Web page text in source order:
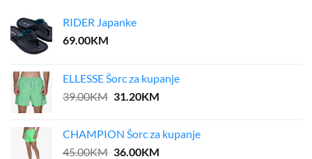
RIDER Japanke
69.00KM
ELLESSE Šorc za kupanje
39.00KM Original
39.00KM.
31.20KMCurrent
31.20KM.
CHAMPION Šorc za kupanje
45.00KM Original
36.00KMCurrent